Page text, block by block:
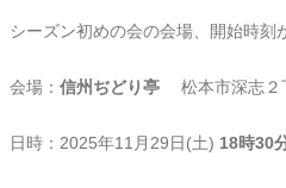
シーズン初めの会の会場、開始時刻
会場： 信州ぢどり亭 松本市深志２
日時：2025年11月29日(土) 18時30